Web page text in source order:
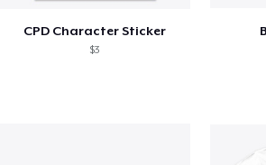
CPD Character Sticker
$3